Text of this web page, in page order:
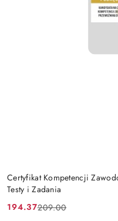
Certyfikat Kompetencji
Testy i Zadania
Cena
194.37
Cena
209.00